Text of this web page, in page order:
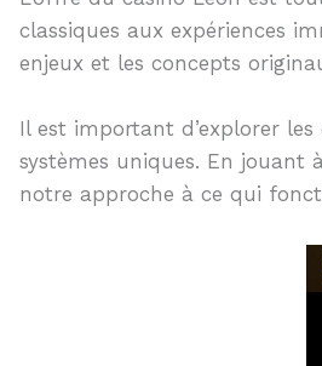
classiques aux expériences
enjeux et les concepts
Il est important d’explorer
systèmes uniques. En jouant
notre approche à ce qui